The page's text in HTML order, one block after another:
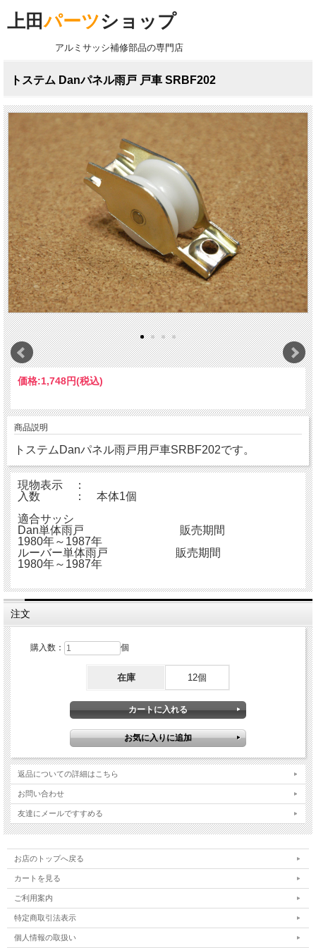
上田パーツショップ
アルミサッシ補修部品の専門店
トステム Danパネル雨戸 戸車 SRBF202
価格:1,748円(税込)
商品説明
トステムDanパネル雨戸用戸車SRBF202です。
現物表示 ：
入数 ： 本体1個
適合サッシ
Dan単体雨戸 販売期間
1980年～1987年
ルーバー単体雨戸 販売期間
1980年～1987年
注文
購入数： 個
在庫 12個
返品についての詳細はこちら
お問い合わせ
友達にメールですすめる
お店のトップへ戻る
カートを見る
ご利用案内
特定商取引法表示
個人情報の取扱い